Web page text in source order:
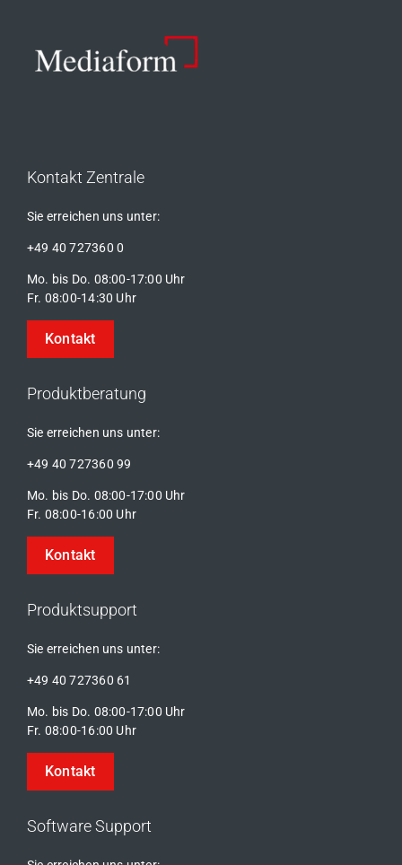
Kontakt Zentrale
Sie erreichen uns unter:
+49 40 727360 0
Mo. bis Do. 08:00-17:00 Uhr
Fr. 08:00-14:30 Uhr
Kontakt
Produktberatung
Sie erreichen uns unter:
+49 40 727360 99
Mo. bis Do. 08:00-17:00 Uhr
Fr. 08:00-16:00 Uhr
Kontakt
Produktsupport
Sie erreichen uns unter:
+49 40 727360 61
Mo. bis Do. 08:00-17:00 Uhr
Fr. 08:00-16:00 Uhr
Kontakt
Software Support